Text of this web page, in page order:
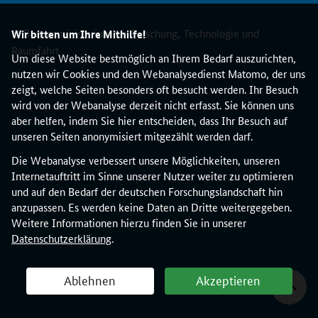
Wir bitten um Ihre Mithilfe!
Um diese Website bestmöglich an Ihrem Bedarf auszurichten,
nutzen wir Cookies und den Webanalysedienst Matomo, der uns
zeigt, welche Seiten besonders oft besucht werden. Ihr Besuch
wird von der Webanalyse derzeit nicht erfasst. Sie können uns
aber helfen, indem Sie hier entscheiden, dass Ihr Besuch auf
unseren Seiten anonymisiert mitgezählt werden darf.
Die Webanalyse verbessert unsere Möglichkeiten, unseren
Internetauftritt im Sinne unserer Nutzer weiter zu optimieren
und auf den Bedarf der deutschen Forschungslandschaft hin
anzupassen. Es werden keine Daten an Dritte weitergegeben.
Weitere Informationen hierzu finden Sie in unserer
Datenschutzerklärung.
Ablehnen Akzeptieren
d
M
S
C
A
–
z
u
d
i
e
s
e
m
© Bundesministerium für Forschung, Technologie und
Raumfahrt